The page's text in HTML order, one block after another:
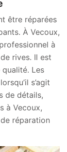
être réparées
À Vecoux,
à
rives. Il est
Les
s’agit
de détails,
à Vecoux,
réparation